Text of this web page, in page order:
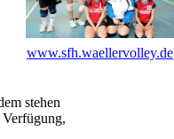
www.sfh.waellervolley.de
stehen